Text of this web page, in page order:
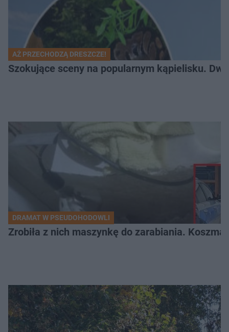
AŻ PRZECHODZĄ DRESZCZE!
Szokujące sceny na popularnym kąpielisku.
DRAMAT W PSEUDOHODOWLI
Zrobiła z nich maszynkę do zarabiania.